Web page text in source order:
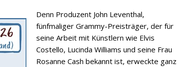
Denn Produzent John Leventhal,
fünfmaliger Grammy-Preisträger, der für
seine Arbeit mit Künstlern wie Elvis
Costello, Lucinda Williams und seine Frau
Rosanne Cash bekannt ist, erweckte ganz